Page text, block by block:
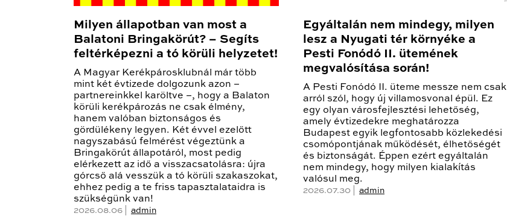
Milyen állapotban van most a
Balatoni Bringakörút? – Segíts
feltérképezni a tó körüli helyzetet!
A Magyar Kerékpárosklubnál már több
mint két évtizede dolgozunk azon –
partnereinkkel karöltve –, hogy a Balaton
körüli kerékpározás ne csak élmény,
hanem valóban biztonságos és
gördülékeny legyen. Két évvel ezelőtt
nagyszabású felmérést végeztünk a
Bringakörút állapotáról, most pedig
elérkezett az idő a visszacsatolásra: újra
górcső alá vesszük a tó körüli szakaszokat,
ehhez pedig a te friss tapasztalataidra is
szükségünk van!
2026.08.06 | admin
Egyáltalán nem mindegy, milyen
lesz a Nyugati tér környéke a
Pesti Fonódó II. ütemének
megvalósítása során!
A Pesti Fonódó II. üteme messze nem csak
arról szól, hogy új villamosvonal épül. Ez
egy olyan városfejlesztési lehetőség,
amely évtizedekre meghatározza
Budapest egyik legfontosabb közlekedési
csomópontjának működését, élhetőségét
és biztonságát. Éppen ezért egyáltalán
nem mindegy, hogy milyen kialakítás
valósul meg.
2026.07.30 | admin